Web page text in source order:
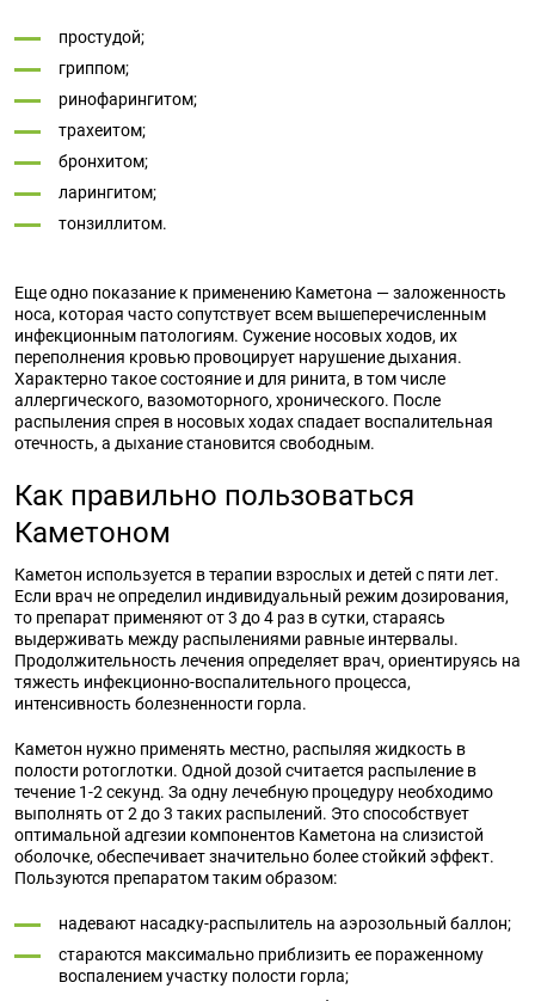
простудой;
гриппом;
ринофарингитом;
трахеитом;
бронхитом;
ларингитом;
тонзиллитом.
Еще одно показание к применению Каметона — заложенность
носа, которая часто сопутствует всем вышеперечисленным
инфекционным патологиям. Сужение носовых ходов, их
переполнения кровью провоцирует нарушение дыхания.
Характерно такое состояние и для ринита, в том числе
аллергического, вазомоторного, хронического. После
распыления спрея в носовых ходах спадает воспалительная
отечность, а дыхание становится свободным.
Как правильно пользоваться
Каметоном
Каметон используется в терапии взрослых и детей с пяти лет.
Если врач не определил индивидуальный режим дозирования,
то препарат применяют от 3 до 4 раз в сутки, стараясь
выдерживать между распылениями равные интервалы.
Продолжительность лечения определяет врач, ориентируясь на
тяжесть инфекционно-воспалительного процесса,
интенсивность болезненности горла.
Каметон нужно применять местно, распыляя жидкость в
полости ротоглотки. Одной дозой считается распыление в
течение 1-2 секунд. За одну лечебную процедуру необходимо
выполнять от 2 до 3 таких распылений. Это способствует
оптимальной адгезии компонентов Каметона на слизистой
оболочке, обеспечивает значительно более стойкий эффект.
Пользуются препаратом таким образом:
надевают насадку-распылитель на аэрозольный баллон;
стараются максимально приблизить ее пораженному
воспалением участку полости горла;